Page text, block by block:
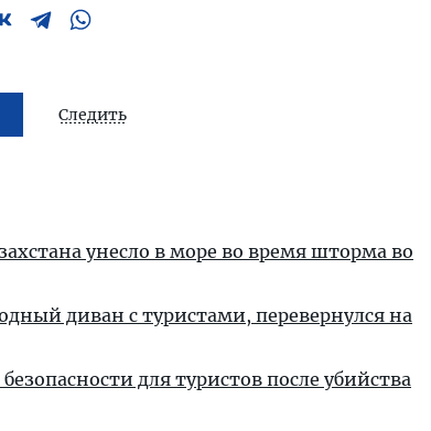
Следить
унесло в море во время шторма во
диван с туристами, перевернулся на
для туристов после убийства